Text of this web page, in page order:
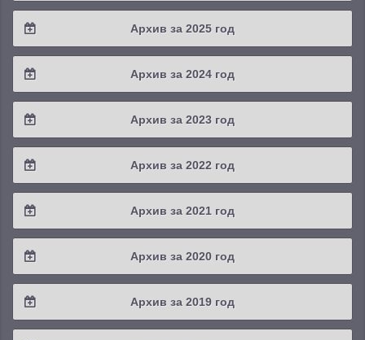
2026 / #2
2026 / #1
Архив за 2025 год
2025 / #4
2025 / #3
2025 / #1
Архив за 2024 год
2024 / #4
2024 / #3
2024 / #1
Архив за 2023 год
2023 / #4
2023 / #3
2023 / #1
Архив за 2022 год
2022 / #4
2022 / #3
2022 / #1
Архив за 2021 год
2021 / #4
2021 / #3
Архив за 2020 год
2020 / #4
2020 / #3
Архив за 2019 год
2019 / #4